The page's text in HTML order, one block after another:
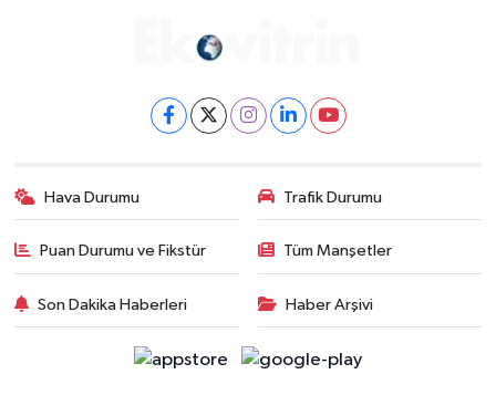
Hava Durumu Trafik Durumu
Puan Durumu ve Fikstür Tüm Manşetler
Son Dakika Haberleri Haber Arşivi